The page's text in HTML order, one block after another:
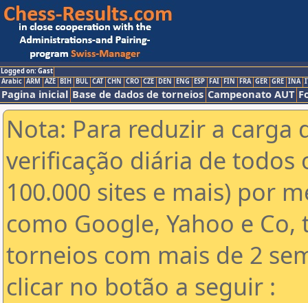
Logged on: Gast
Arabic ARM AZE BIH BUL CAT CHN CRO CZE DEN ENG ESP FAI FIN FRA GER GRE INA
Pagina inicial Base de dados de torneios Campeonato AUT
Nota: Para reduzir a carga
verificação diária de todos
100.000 sites e mais) por
como Google, Yahoo e
torneios com mais de 2
clicar no botão a seguir :